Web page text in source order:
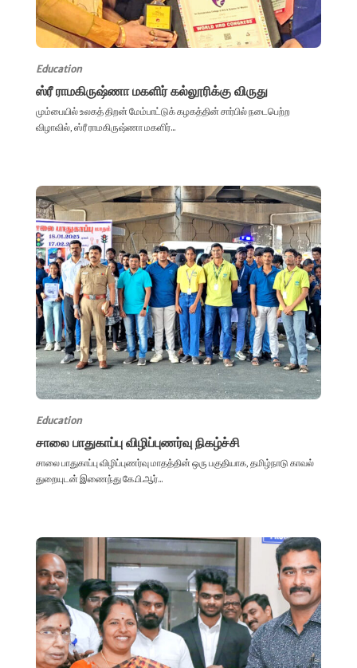
Education
ஸ்ரீ ராமகிருஷ்ணா மகளிர் கல்லூரிக்கு விருது
மும்பையில் உலகத் திறன் மேம்பாட்டுக் கழகத்தின் சார்பில் நடைபெற்ற
விழாவில், ஸ்ரீ ராமகிருஷ்ணா மகளிர்...
Education
சாலை பாதுகாப்பு விழிப்புணர்வு நிகழ்ச்சி
சாலை பாதுகாப்பு விழிப்புணர்வு மாதத்தின் ஒரு பகுதியாக, தமிழ்நாடு காவல்
துறையுடன் இணைந்து கே.பி.ஆர்...